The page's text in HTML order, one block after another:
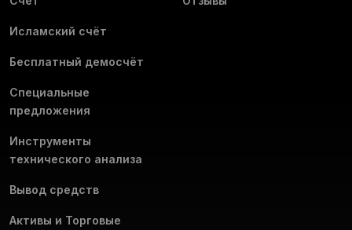
Исламский счёт
Бесплатный демосчёт
Специальные
предложения
Инструменты
технического анализа
Вывод средств
Активы и Торговые